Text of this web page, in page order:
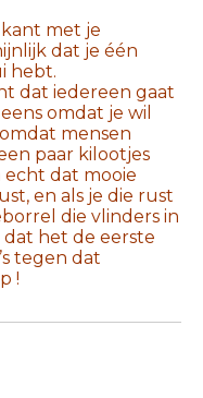
met je
dat je één
hebt.
dat iedereen gaat
omdat je wil
mensen
paar kilootjes
echt dat mooie
en als je die rust
die vlinders in
dat het de eerste
tegen dat
!